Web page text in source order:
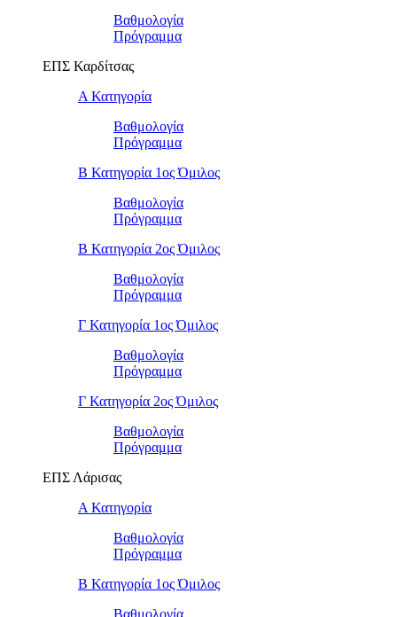
Βαθμολογία
Πρόγραμμα
ΕΠΣ Καρδίτσας
Α Κατηγορία
Βαθμολογία
Πρόγραμμα
Β Κατηγορία 1ος Όμιλος
Βαθμολογία
Πρόγραμμα
Β Κατηγορία 2ος Όμιλος
Βαθμολογία
Πρόγραμμα
Γ Κατηγορία 1ος Όμιλος
Βαθμολογία
Πρόγραμμα
Γ Κατηγορία 2ος Όμιλος
Βαθμολογία
Πρόγραμμα
ΕΠΣ Λάρισας
Α Κατηγορία
Βαθμολογία
Πρόγραμμα
Β Κατηγορία 1ος Όμιλος
Βαθμολογία